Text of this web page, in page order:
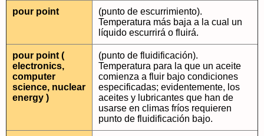
pour point
(punto de escurrimiento).
Temperatura más baja a la cual un
líquido escurrirá o fluirá.
pour point (
electronics,
computer
science, nuclear
energy )
(punto de fluidificación).
Temperatura para la que un aceite
comienza a fluir bajo condiciones
especificadas; evidentemente, los
aceites y lubricantes que han de
usarse en climas fríos requieren
punto de fluidificación bajo.